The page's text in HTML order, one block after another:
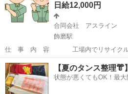
日給12,000円
合同会社 アスライン
飾磨駅
仕 事 内 容 工場内でリサイクル
します 袋やコンテナに入っている 資
後 既定の場所に運んで下さい 特別な
未経験からスタートでき...
兵庫 姫路市 飾磨駅 仕分け
【夏のタンス整理
状態が悪くてもOK！最